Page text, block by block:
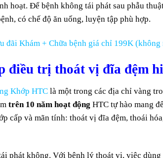
hoạt. Để bệnh không tái phát sau phẫu
có chế độ ăn uống, luyện tập phù hợp.
đãi Khám + Chữa bệnh giá chỉ 199K (không
điều trị thoát vị đĩa đệm
Khớp HTC là một trong các địa chỉ vàng
trên 10 năm hoạt động HTC tự hào mang
cấp và mãn tính: thoát vị đĩa đệm, thoái
phát không. Với bệnh lý thoát vị, việc